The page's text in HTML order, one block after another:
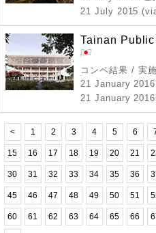
21 July 2015
Tainan
コンペ結果 / 実
21 January 2016
21 January 2016
< 1 2 3 4 5 6
15 16 17 18 19 20 21
30 31 32 33 34 35 36
45 46 47 48 49 50 51
60 61 62 63 64 65 66